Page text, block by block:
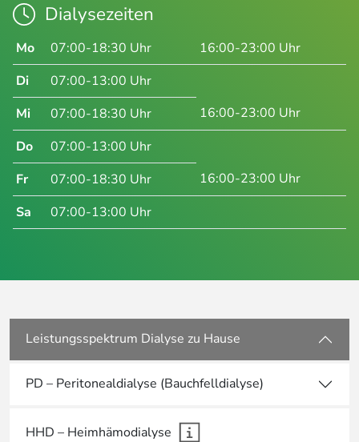
Dialysezeiten
Mo 07:00-18:30 Uhr
16:00-23:00 Uhr
Di
07:00-13:00 Uhr
Mi
07:00-18:30 Uhr
16:00-23:00 Uhr
Do
07:00-13:00 Uhr
Fr
07:00-18:30 Uhr
16:00-23:00 Uhr
Sa
07:00-13:00 Uhr
Leistungsspektrum Dialyse zu Hause
PD – Peritonealdialyse (Bauchfelldialyse)
HHD – Heimhämodialyse